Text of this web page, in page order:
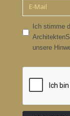
Ich stimme
unsere